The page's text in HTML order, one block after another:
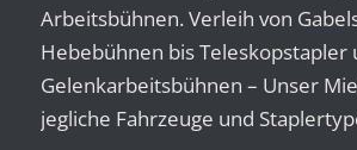
Arbeitsbühnen. Verleih von
Hebebühnen bis Teleskopstapler
Gelenkarbeitsbühnen – Unser
jegliche Fahrzeuge und